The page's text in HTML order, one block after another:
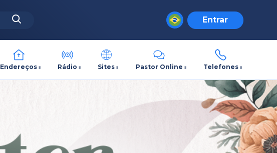
Entrar
Endereços Rádio Sites Pastor Online Telefones